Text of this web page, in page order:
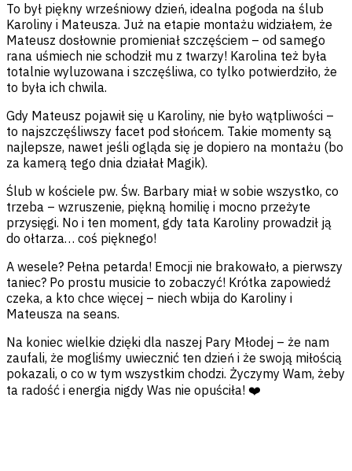
To był piękny wrześniowy dzień, idealna pogoda na ślub
Karoliny i Mateusza. Już na etapie montażu widziałem, że
Mateusz dosłownie promieniał szczęściem – od samego
rana uśmiech nie schodził mu z twarzy! Karolina też była
totalnie wyluzowana i szczęśliwa, co tylko potwierdziło, że
to była ich chwila.
Gdy Mateusz pojawił się u Karoliny, nie było wątpliwości –
to najszczęśliwszy facet pod słońcem. Takie momenty są
najlepsze, nawet jeśli ogląda się je dopiero na montażu (bo
za kamerą tego dnia działał Magik).
Ślub w kościele pw. Św. Barbary miał w sobie wszystko, co
trzeba – wzruszenie, piękną homilię i mocno przeżyte
przysięgi. No i ten moment, gdy tata Karoliny prowadził ją
do ołtarza… coś pięknego!
A wesele? Pełna petarda! Emocji nie brakowało, a pierwszy
taniec? Po prostu musicie to zobaczyć! Krótka zapowiedź
czeka, a kto chce więcej – niech wbija do Karoliny i
Mateusza na seans.
Na koniec wielkie dzięki dla naszej Pary Młodej – że nam
zaufali, że mogliśmy uwiecznić ten dzień i że swoją miłością
pokazali, o co w tym wszystkim chodzi. Życzymy Wam, żeby
ta radość i energia nigdy Was nie opuściła! ❤️